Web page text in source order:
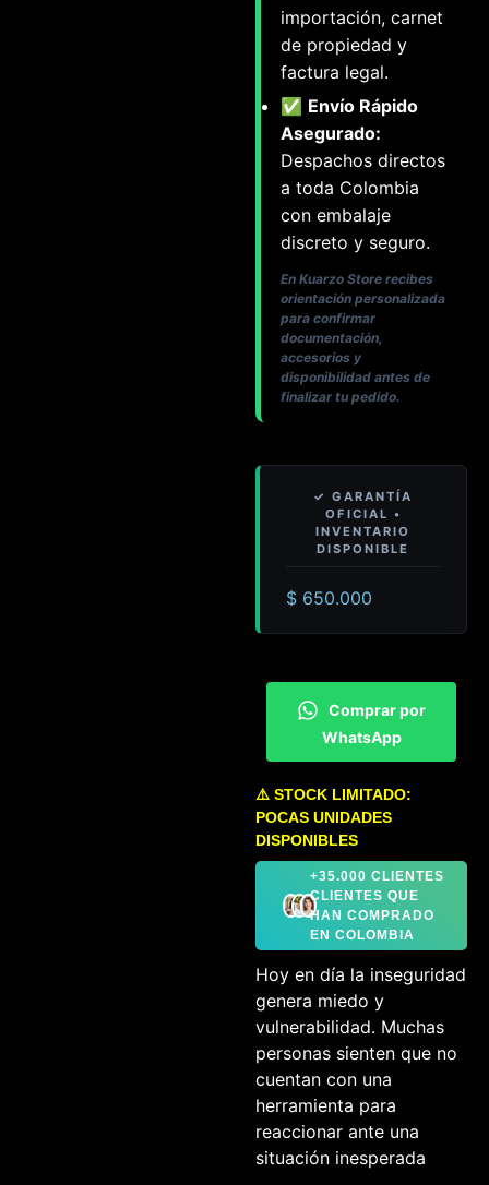
importación, carnet
de propiedad y
factura legal.
✅ Envío Rápido
Asegurado:
Despachos directos
a toda Colombia
con embalaje
discreto y seguro.
En Kuarzo Store recibes
orientación personalizada
para confirmar
documentación,
accesorios y
disponibilidad antes de
finalizar tu pedido.
$ 650.000
Comprar por
WhatsApp
⚠️ STOCK LIMITADO:
POCAS UNIDADES
DISPONIBLES
+35.000 CLIENTES
CLIENTES QUE
HAN COMPRADO
EN COLOMBIA
Hoy en día la inseguridad
genera miedo y
vulnerabilidad. Muchas
personas sienten que no
cuentan con una
herramienta para
reaccionar ante una
situación inesperada